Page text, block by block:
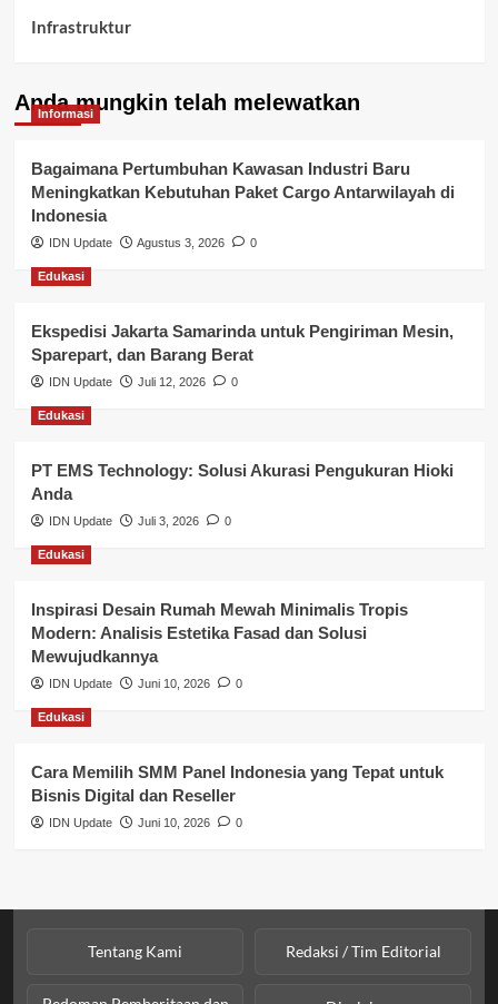
Infrastruktur
Kepegawaian & ASN Banyuasin
Kesehatan
Keuangan
Lalu Lintas
Layanan Publik Kabupaten Banyuasin
Nasional
Pemerintahan
Pendidikan
Perbankan & Keuangan
Perpajakan & Keuangan
Profil Wilayah Banyuasin
Sosial & Budaya
Sosial & Kesejahteraan
Anda mungkin telah melewatkan
Informasi
Bagaimana Pertumbuhan Kawasan Industri Baru
Meningkatkan Kebutuhan Paket Cargo Antarwilayah di
Indonesia
IDN Update Agustus 3, 2026 0
Edukasi
Ekspedisi Jakarta Samarinda untuk Pengiriman Mesin,
Sparepart, dan Barang Berat
IDN Update Juli 12, 2026 0
Edukasi
PT EMS Technology: Solusi Akurasi Pengukuran Hioki
Anda
IDN Update Juli 3, 2026 0
Edukasi
Inspirasi Desain Rumah Mewah Minimalis Tropis
Modern: Analisis Estetika Fasad dan Solusi
Mewujudkannya
IDN Update Juni 10, 2026 0
Edukasi
Cara Memilih SMM Panel Indonesia yang Tepat untuk
Bisnis Digital dan Reseller
IDN Update Juni 10, 2026 0
Tentang Kami Redaksi / Tim Editorial